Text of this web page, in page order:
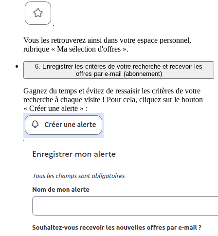
.
Vous les retrouverez ainsi dans votre espace personnel,
rubrique « Ma sélection d'offres ».
6. Enregistrer les critères de votre recherche et recevoir les
offres par e-mail (abonnement)
Gagnez du temps et évitez de ressaisir les critères de votre
recherche à chaque visite ! Pour cela, cliquez sur le bouton
« Créer une alerte » :